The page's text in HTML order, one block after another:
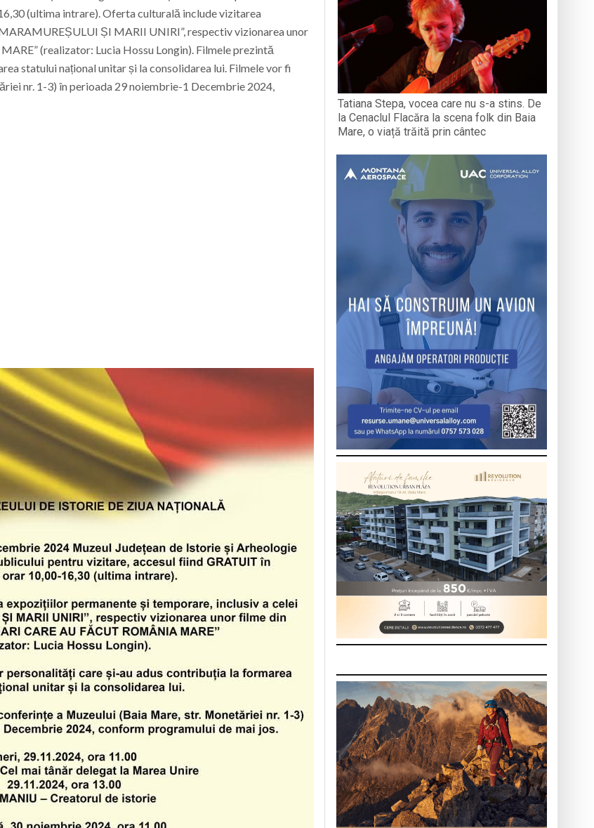
(ultima intrare). Oferta culturală include vizitarea
ȘI MARII UNIRI”, respectiv vizionarea unor
(realizator: Lucia Hossu Longin). Filmele prezintă
statului național unitar și la consolidarea lui. Filmele vor fi
nr. 1-3) în perioada 29 noiembrie-1 Decembrie 2024,
Tatiana Stepa, vocea care nu s-a stins. De
la Cenaclul Flacăra la scena folk din Baia
Mare, o viață trăită prin cântec